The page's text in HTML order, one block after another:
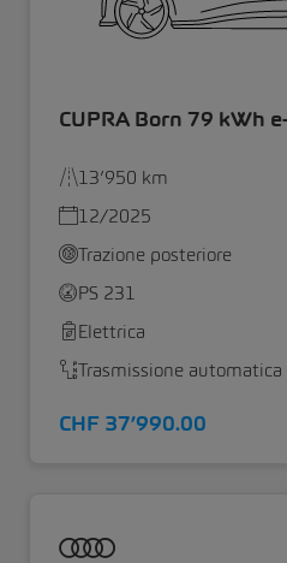
CUPRA Born 79 kWh
13’950 km
12/2025
Trazione posteriore
PS 231
Elettrica
Trasmissione automatica
CHF 37’990.00